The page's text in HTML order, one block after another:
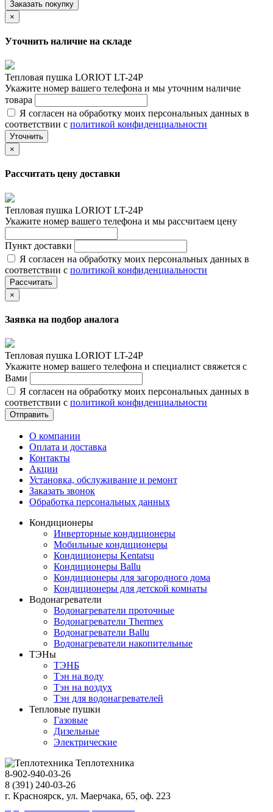
Заказать покупку
×
Уточнить наличие на складе
Тепловая пушка LORIOT LT-24P
Укажите номер вашего телефона и мы уточним наличие
товара
Я согласен на обработку моих персональных данных в
соответствии с политикой конфиденциальности
Уточнить
×
Рассчитать цену доставки
Тепловая пушка LORIOT LT-24P
Укажите номер вашего телефона и мы рассчитаем цену
Пункт доставки
Я согласен на обработку моих персональных данных в
соответствии с политикой конфиденциальности
Рассчитать
×
Заявка на подбор аналога
Тепловая пушка LORIOT LT-24P
Укажите номер вашего телефона и специалист свяжется с
Вами
Я согласен на обработку моих персональных данных в
соответствии с политикой конфиденциальности
Отправить
О компании
Оплата и доставка
Контакты
Акции
Установка, обслуживание и ремонт
Заказать звонок
Обработка персональных данных
Кондиционеры
Инверторные кондиционеры
Мобильные кондиционеры
Кондиционеры Kentatsu
Кондиционеры Ballu
Кондиционеры для загородного дома
Кондиционеры для детской комнаты
Водонагреватели
Водонагреватели проточные
Водонагреватели Thermex
Водонагреватели Ballu
Водонагреватели накопительные
ТЭНы
ТЭНБ
Тэн на воду
Тэн на воздух
Тэн для водонагревателей
Тепловые пушки
Газовые
Дизельные
Электрические
Теплотехника
8-902-940-03-26
8 (391) 240-03-26
г. Красноярск, ул. Маерчака, 65, оф. 223